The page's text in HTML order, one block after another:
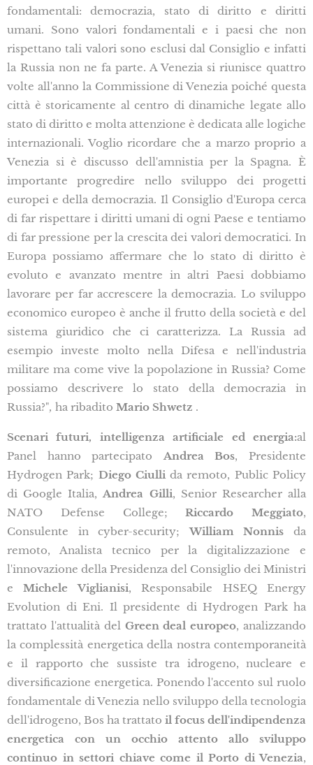
fondamentali: democrazia, stato di diritto e diritti
umani. Sono valori fondamentali e i paesi che non
rispettano tali valori sono esclusi dal Consiglio e infatti
la Russia non ne fa parte. A Venezia si riunisce quattro
volte all'anno la Commissione di Venezia poiché questa
città è storicamente al centro di dinamiche legate allo
stato di diritto e molta attenzione è dedicata alle logiche
internazionali. Voglio ricordare che a marzo proprio a
Venezia si è discusso dell'amnistia per la Spagna. È
importante progredire nello sviluppo dei progetti
europei e della democrazia. Il Consiglio d'Europa cerca
di far rispettare i diritti umani di ogni Paese e tentiamo
di far pressione per la crescita dei valori democratici. In
Europa possiamo affermare che lo stato di diritto è
evoluto e avanzato mentre in altri Paesi dobbiamo
lavorare per far accrescere la democrazia. Lo sviluppo
economico europeo è anche il frutto della società e del
sistema giuridico che ci caratterizza. La Russia ad
esempio investe molto nella Difesa e nell'industria
militare ma come vive la popolazione in Russia? Come
possiamo descrivere lo stato della democrazia in
Russia?", ha ribadito Mario Shwetz .
Scenari futuri, intelligenza artificiale ed energia:al
Panel hanno partecipato Andrea Bos, Presidente
Hydrogen Park; Diego Ciullida remoto, Public Policy
di Google Italia,Andrea Gilli, Senior Researcher alla
NATO Defense College;Riccardo Meggiato,
Consulente in cyber-security;William Nonnis da
remoto, Analista tecnico per la digitalizzazione e
l'innovazione della Presidenza del Consiglio dei Ministri
eMichele Viglianisi, Responsabile HSEQ Energy
Evolution di Eni. Il presidente di Hydrogen Park ha
trattato l'attualità del Green deal europeo, analizzando
la complessità energetica della nostra contemporaneità
e il rapporto che sussiste tra idrogeno, nucleare e
diversificazione energetica. Ponendo l'accento sul ruolo
fondamentale di Venezia nello sviluppo della tecnologia
dell'idrogeno, Bos ha trattato il focus dell'indipendenza
energetica con un occhio attento allo sviluppo
continuo in settori chiave come il Porto di Venezia,